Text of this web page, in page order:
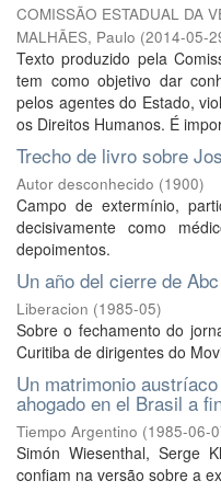
COMISSÃO ESTADUAL DA
MALHÃES, Paulo (2014-05-
Texto produzido pela
tem como objetivo dar
pelos agentes do Estado,
os Direitos Humanos. É
Trecho de livro sobre
Autor desconhecido (1900)
Campo de extermínio,
decisivamente como
depoimentos.
Un año del cierre de Abc
Liberacion (1985-05)
Sobre o fechamento do
Curitiba de dirigentes do
Un matrimonio
ahogado en el Brasil a
Tiempo Argentino (1985-06-
Simón Wiesenthal, Serge
confiam na versão sobre a